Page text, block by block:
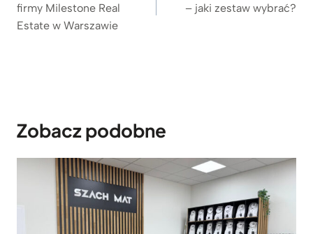
d
firmy Milestone Real
Estate w Warszawie
– jaki zestaw wybrać?
Zobacz podobne